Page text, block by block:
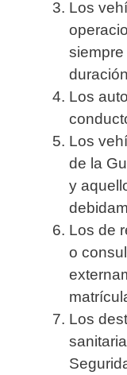
Los
Los
Los
de la
y
Los de
o
Los